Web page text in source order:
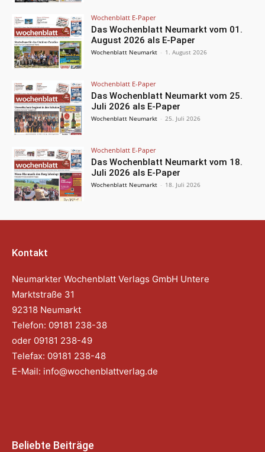
Wochenblatt E-Paper
Das Wochenblatt Neumarkt vom 01.
August 2026 als E-Paper
Wochenblatt Neumarkt - 1. August 2026
Wochenblatt E-Paper
Das Wochenblatt Neumarkt vom 25.
Juli 2026 als E-Paper
Wochenblatt Neumarkt - 25. Juli 2026
Wochenblatt E-Paper
Das Wochenblatt Neumarkt vom 18.
Juli 2026 als E-Paper
Wochenblatt Neumarkt - 18. Juli 2026
Kontakt
Neumarkter Wochenblatt Verlags GmbH Untere
Marktstraße 31
92318 Neumarkt
Telefon: 09181 238-38
oder 09181 238-49
Telefax: 09181 238-48
E-Mail: info@wochenblattverlag.de
Beliebte Beiträge